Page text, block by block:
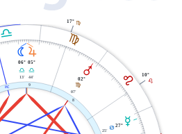
E
F
G
8
9
X
E
10°
F
17°
O
27°
D
25'
Q
02°
F
07'
R
05°
G
44'
N
06°
G
13'